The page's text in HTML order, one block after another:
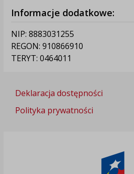
Informacje dodatkowe:
NIP: 8883031255
REGON: 910866910
TERYT: 0464011
Deklaracja dostępności
Polityka prywatności